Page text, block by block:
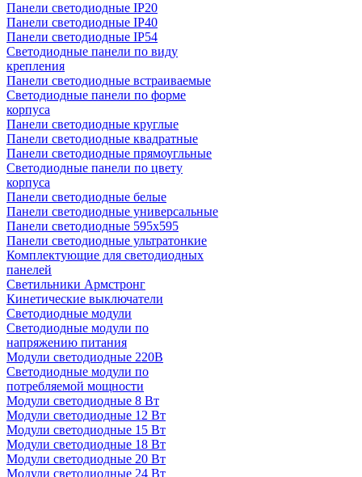
Панели светодиодные IP20
Панели светодиодные IP40
Панели светодиодные IP54
Светодиодные панели по виду
крепления
Панели светодиодные встраиваемые
Светодиодные панели по форме
корпуса
Панели светодиодные круглые
Панели светодиодные квадратные
Панели светодиодные прямоугльные
Светодиодные панели по цвету
корпуса
Панели светодиодные белые
Панели светодиодные универсальные
Панели светодиодные 595х595
Панели светодиодные ультратонкие
Комплектующие для светодиодных
панелей
Светильники Армстронг
Кинетические выключатели
Светодиодные модули
Светодиодные модули по
напряжению питания
Модули светодиодные 220В
Светодиодные модули по
потребляемой мощности
Модули светодиодные 8 Вт
Модули светодиодные 12 Вт
Модули светодиодные 15 Вт
Модули светодиодные 18 Вт
Модули светодиодные 20 Вт
Модули светодиодные 24 Вт